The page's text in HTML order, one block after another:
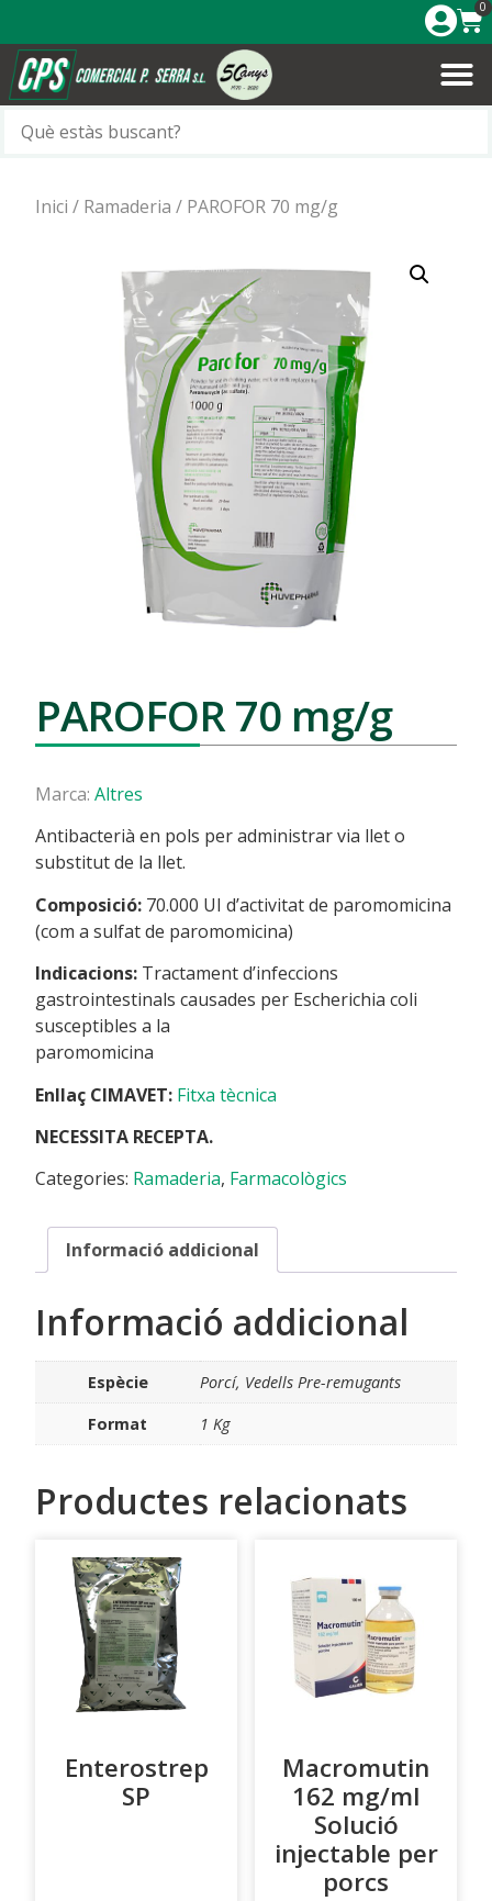
0
Inici / Ramaderia / PAROFOR 70 mg/g
PAROFOR 70 mg/g
Marca: Altres
Antibacterià en pols per administrar via llet o
substitut de la llet.
Composició: 70.000 UI d’activitat de paromomicina
(com a sulfat de paromomicina)
Indicacions: Tractament d’infeccions
gastrointestinals causades per Escherichia coli
susceptibles a la
paromomicina
Enllaç CIMAVET: Fitxa tècnica
NECESSITA RECEPTA.
Categories: Ramaderia, Farmacològics
Informació addicional
Informació addicional
Espècie
Porcí, Vedells Pre-remugants
Format
1 Kg
Productes relacionats
Enterostrep
SP
Macromutin
162 mg/ml
Solució
injectable per
porcs